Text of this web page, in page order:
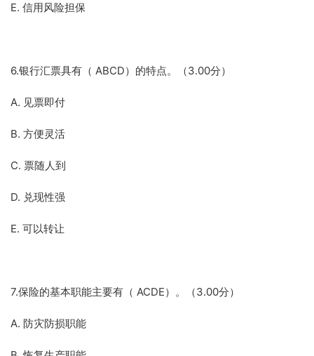
E. 信用风险担保
6.银行汇票具有（ ABCD）的特点。（3.00分）
A. 见票即付
B. 方便灵活
C. 票随人到
D. 兑现性强
E. 可以转让
7.保险的基本职能主要有（ ACDE）。（3.00分）
A. 防灾防损职能